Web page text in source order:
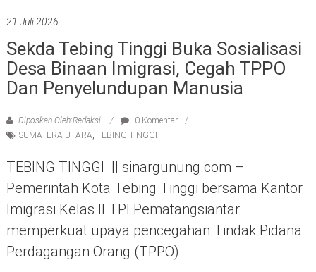
21 Juli 2026
Sekda Tebing Tinggi Buka Sosialisasi
Desa Binaan Imigrasi, Cegah TPPO
Dan Penyelundupan Manusia
Diposkan Oleh:Redaksi
0 Komentar
SUMATERA UTARA, TEBING TINGGI
TEBING TINGGI || sinargunung.com –
Pemerintah Kota Tebing Tinggi bersama Kantor
Imigrasi Kelas II TPI Pematangsiantar
memperkuat upaya pencegahan Tindak Pidana
Perdagangan Orang (TPPO)